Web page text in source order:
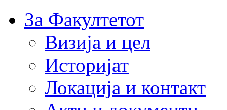
За Факултетот
Визија и цел
Историјат
Локација и контакт